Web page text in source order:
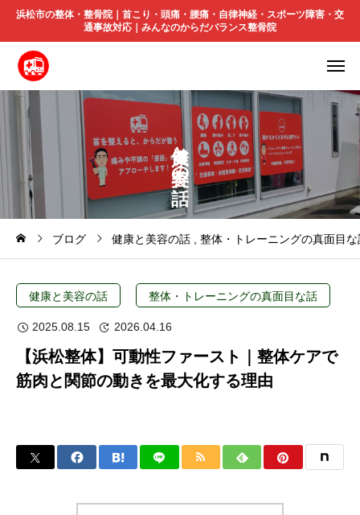
浜松市の整体・整骨院｜首こり・頭痛・腰痛・自律神経・スポーツ障害・交
通事故対応｜みんなのからだバランス整骨院
と
の
ブログ 健康と美容の話 整体・トレーニングの真面目な
健康と美容の話 整体・トレーニングの真面目な話
2025.08.15 2026.04.16
【浜松整体】可動性ファースト｜整体ケアで
筋肉と関節の動きを最大化する理由